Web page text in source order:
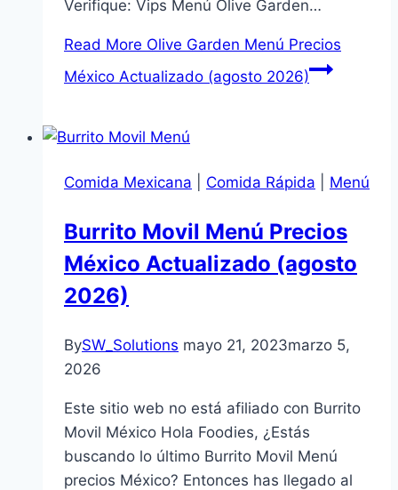
Verifique: Vips Menú Olive Garden…
Read More Olive Garden Menú Precios
México Actualizado (agosto 2026)
Comida Mexicana Comida Rápida Menú
Burrito Movil Menú Precios
México Actualizado (agosto
2026)
BySW_Solutions mayo 21, 2023marzo 5,
2026
Este sitio web no está afiliado con Burrito
Movil México Hola Foodies, ¿Estás
buscando lo último Burrito Movil Menú
precios México? Entonces has llegado al